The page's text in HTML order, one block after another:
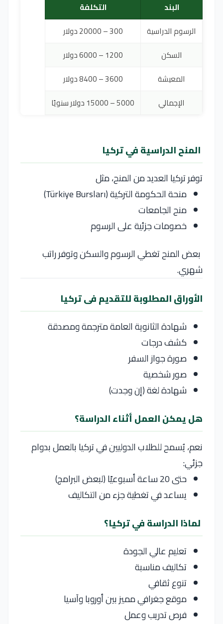
البند
التكلفة
الرسوم الدراسية
300 – 20000 دولار
السكن
1200 – 6000 دولار
المعيشة
3600 – 8400 دولار
الإجمالي
5000 – 15000 دولار سنويًا
المنح الدراسية في تركيا
توفرتركياالعديد من المنح، مثل
منحة الحكومة التركية (Türkiye Bursları)
منح الجامعات
خصومات جزئية على الرسوم
بعض المنح تغطي الرسوم والسكن وتوفر راتب
شهري.
الأوراق المطلوبة للتقديم فى تركيا
شهادة الثانوية العامة مترجمة ومصدقة
كشف درجات
صورة جواز السفر
صور شخصية
شهادة لغة (إن وجدت)
هل يمكن العمل أثناء الدراسة؟
نعم، يُسمح للطلاب الدوليين فيتركيابالعمل بدوام
جزئي:
حتى 20 ساعة أسبوعيًا (لبعض البرامج)
يساعد في تغطية جزء من التكاليف
لماذا الدراسة في تركيا؟
تعليم عالي الجودة
تكاليف مناسبة
تنوع ثقافي
موقع جغرافي مميز بين أوروبا وآسيا
فرص تدريب وعمل